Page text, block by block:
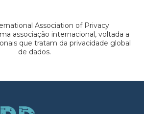
Association of Privacy
associação internacional, voltada a
que tratam da privacidade global
de dados.